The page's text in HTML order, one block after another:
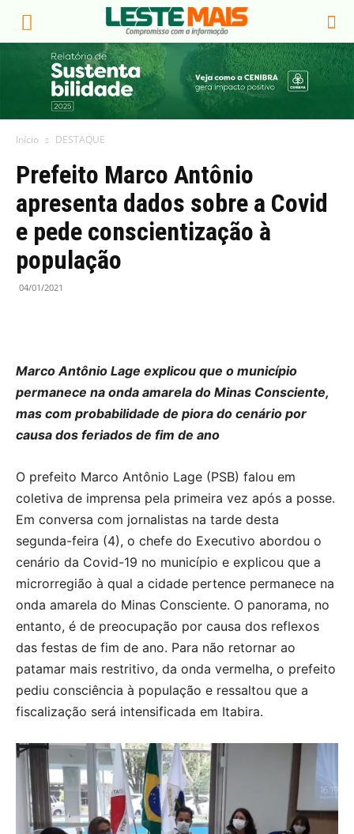
Início DESTAQUE
Prefeito Marco Antônio
apresenta dados sobre a Covid
e pede conscientização à
população
04/01/2021
Marco Antônio Lage explicou que o município
permanece na onda amarela do Minas Consciente,
mas com probabilidade de piora do cenário por
causa dos feriados de fim de ano
O prefeito Marco Antônio Lage (PSB) falou em
coletiva de imprensa pela primeira vez após a posse.
Em conversa com jornalistas na tarde desta
segunda-feira (4), o chefe do Executivo abordou o
cenário da Covid-19 no município e explicou que a
microrregião à qual a cidade pertence permanece na
onda amarela do Minas Consciente. O panorama, no
entanto, é de preocupação por causa dos reflexos
das festas de fim de ano. Para não retornar ao
patamar mais restritivo, da onda vermelha, o prefeito
pediu consciência à população e ressaltou que a
fiscalização será intensificada em Itabira.